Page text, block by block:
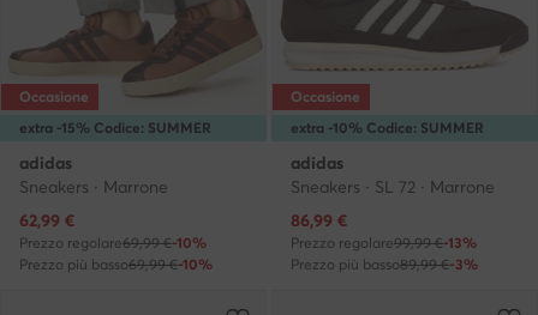
extra -15% Codice: SUMMER
Occasione
adidas
Sneakers · Marrone
Prezzo attuale
62,99 €
Prezzo regolare69,99 €-10%
Prezzo più basso69,99 €-10%
extra -10% Codice: SUMMER
Occasione
adidas
Sneakers · SL 72 · Marrone
Prezzo attuale
86,99 €
Prezzo regolare99,99 €-13%
Prezzo più basso89,99 €-3%